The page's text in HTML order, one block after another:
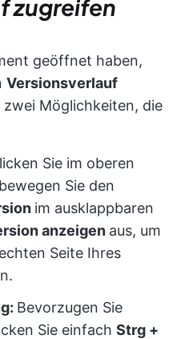
zugreifen
geöffnet haben,
Versionsverlauf
zwei Möglichkeiten, die
Sie im oberen
Sie den
im ausklappbaren
anzeigen aus, um
Seite Ihres
Bevorzugen Sie
Sie einfach Strg +